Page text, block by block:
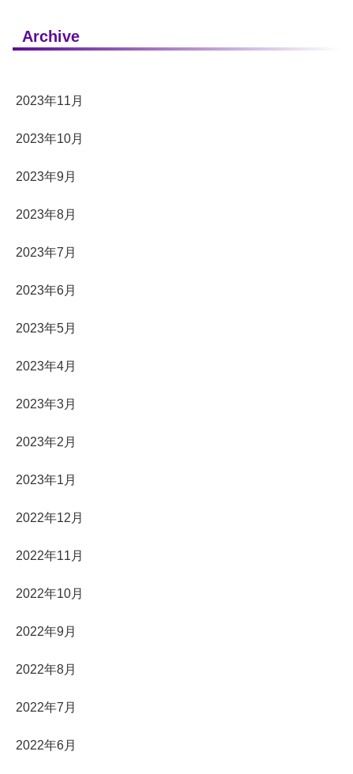
Archive
2023年11月
2023年10月
2023年9月
2023年8月
2023年7月
2023年6月
2023年5月
2023年4月
2023年3月
2023年2月
2023年1月
2022年12月
2022年11月
2022年10月
2022年9月
2022年8月
2022年7月
2022年6月